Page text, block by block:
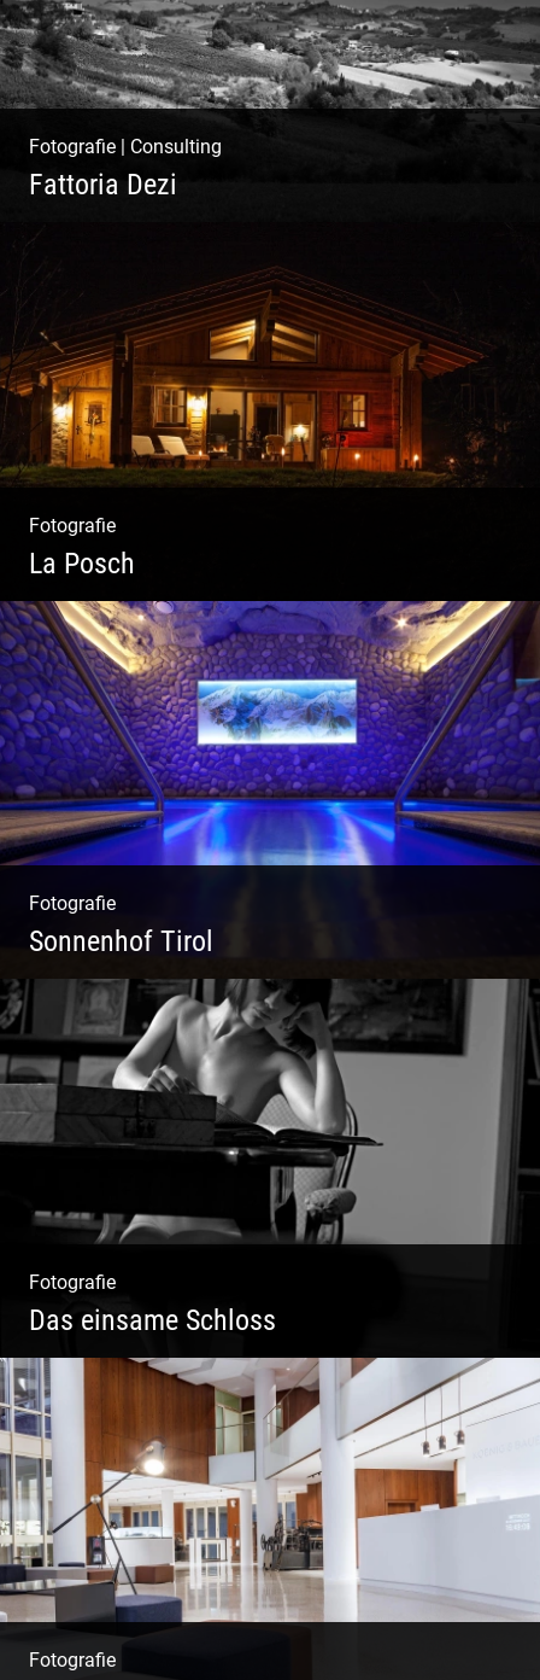
Fotografie | Consulting
Fattoria Dezi
Übersetzung & Medien | Fotografie &
Texting | Feine Weine
Fotografie
La Posch
Kuschelige Chalets | Traumhaftes Tirol |
Luxuriöse Auszeit | Alpiner Lifestyle
Fotografie
Sonnenhof Tirol
Freundliches Team | Moderne Zimmer |
Luxuriöser Spa | Coole Köche
Fotografie
Das einsame Schloss
Aktfotografie | Zeichnen mit Licht & Schatten
Fotografie